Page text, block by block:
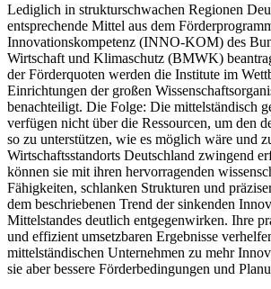
Lediglich in strukturschwachen Regionen
entsprechende Mittel aus dem
Innovationskompetenz (INNO-KOM) des
Wirtschaft und Klimaschutz (BMWK)
der Förderquoten werden die Institute im
Einrichtungen der großen
benachteiligt. Die Folge: Die mittelständisch
verfügen nicht über die Ressourcen, um den
so zu unterstützen, wie es möglich wäre und
Wirtschaftsstandorts Deutschland zwingend
können sie mit ihren hervorragenden
Fähigkeiten, schlanken Strukturen und
dem beschriebenen Trend der sinkenden
Mittelstandes deutlich entgegenwirken. Ihre
und effizient umsetzbaren Ergebnisse
mittelständischen Unternehmen zu mehr
sie aber bessere Förderbedingungen und